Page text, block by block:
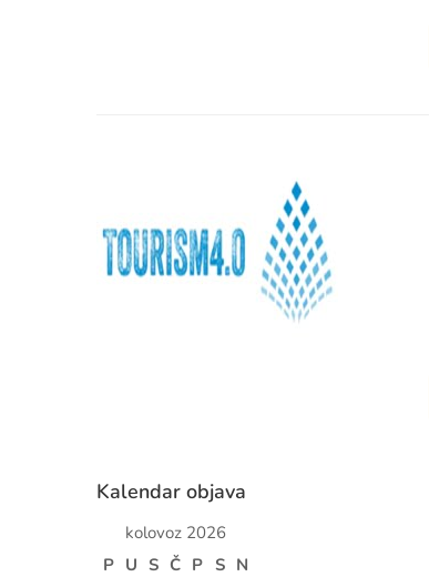
Kalendar objava
kolovoz 2026
P U S Č P S N